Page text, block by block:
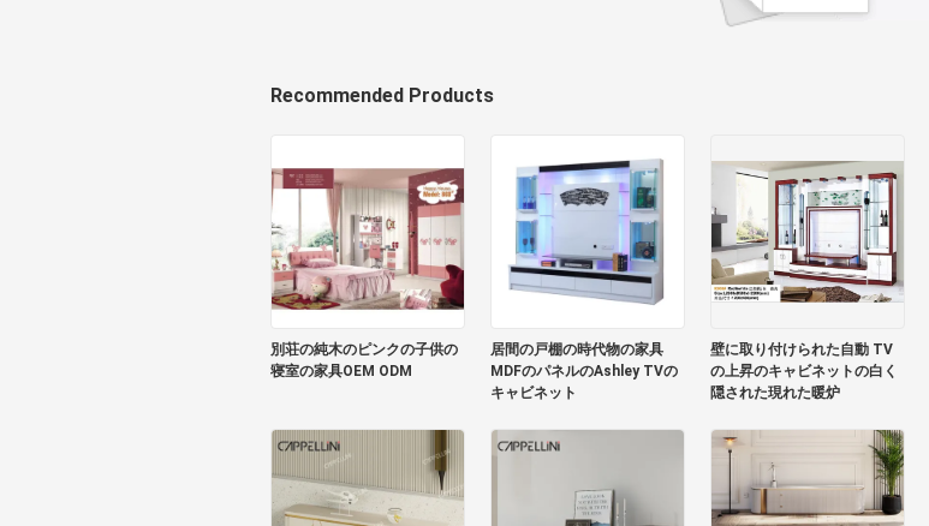
Recommended Products
別荘の純木のピンクの子供の
寝室の家具OEM ODM
居間の戸棚の時代物の家具
MDFのパネルのAshley TVの
キャビネット
壁に取り付けられた自動 TV
の上昇のキャビネットの白く
隠された現れた暖炉